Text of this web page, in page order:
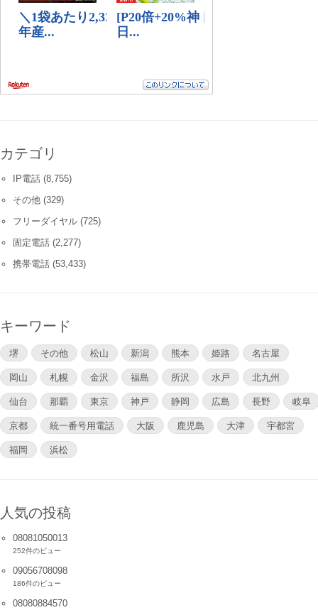
カテゴリ
IP電話 (8,755)
その他 (329)
フリーダイヤル (725)
固定電話 (2,277)
携帯電話 (53,433)
キーワード
堺 その他 松山 新潟 熊本 姫路
名古屋
岡山
札幌 金沢 福島 所沢 水戸
北九州
仙台
那覇 東京 神戸 静岡 広島 長野
岐阜
京都
統一番号用電話 大阪 鹿児島 大津
宇都宮
福岡
浜松
人気の投稿
08081050013
252件のビュー
09056708098
186件のビュー
08080884570